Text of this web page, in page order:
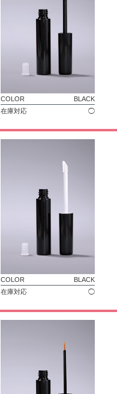
COLOR
BLACK
在庫対応
◯
COLOR
BLACK
在庫対応
◯